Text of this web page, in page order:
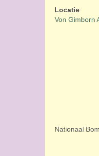
Locatie
Von Gimborn
Nationaal